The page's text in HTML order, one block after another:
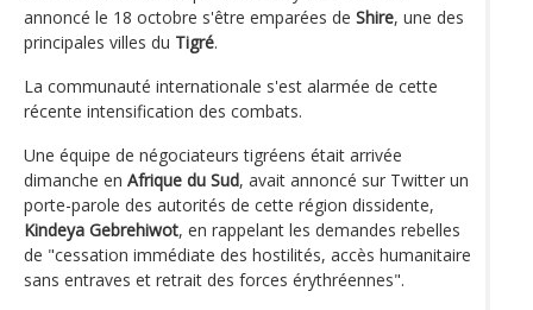
annoncé le 18 octobre s'être emparées de Shire, une des
principales villes du Tigré.
La communauté internationale s'est alarmée de cette
récente intensification des combats.
Une équipe de négociateurs tigréens était arrivée
dimanche en Afrique du Sud, avait annoncé sur Twitter un
porte-parole des autorités de cette région dissidente,
Kindeya Gebrehiwot, en rappelant les demandes rebelles
de "cessation immédiate des hostilités, accès humanitaire
sans entraves et retrait des forces érythréennes".